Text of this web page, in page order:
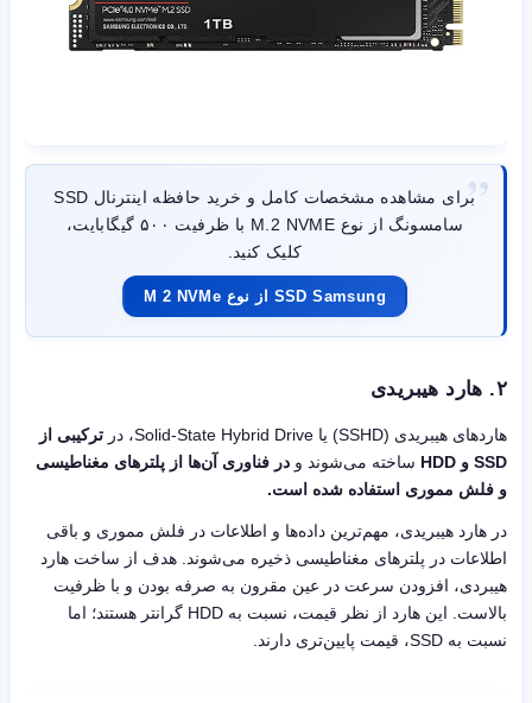
برای مشاهده مشخصات کامل و خرید حافظه اینترنال SSD
سامسونگ از نوع M.2 NVME با ظرفیت ۵۰۰ گیگابایت،
کلیک کنید.
SSD Samsung از نوع M 2 NVMe
۲. هارد هیبریدی
هاردهای هیبریدی (SSHD) یا Solid-State Hybrid Drive، در
ترکیبی از
SSD و HDD
ساخته می‌شوند و در فناوری آن‌ها از پلترهای مغناطیسی
و فلش مموری استفاده شده است.
در هارد هیبریدی، مهم‌ترین داده‌ها و اطلاعات در فلش مموری و باقی
اطلاعات در پلترهای مغناطیسی ذخیره می‌شوند. هدف از ساخت هارد
هیبردی، افزودن سرعت در عین مقرون به صرفه بودن و با ظرفیت
بالاست. این هارد از نظر قیمت، نسبت به HDD گران‎تر هستند؛ اما
نسبت به SSD، قیمت پایین‌تری دارند.